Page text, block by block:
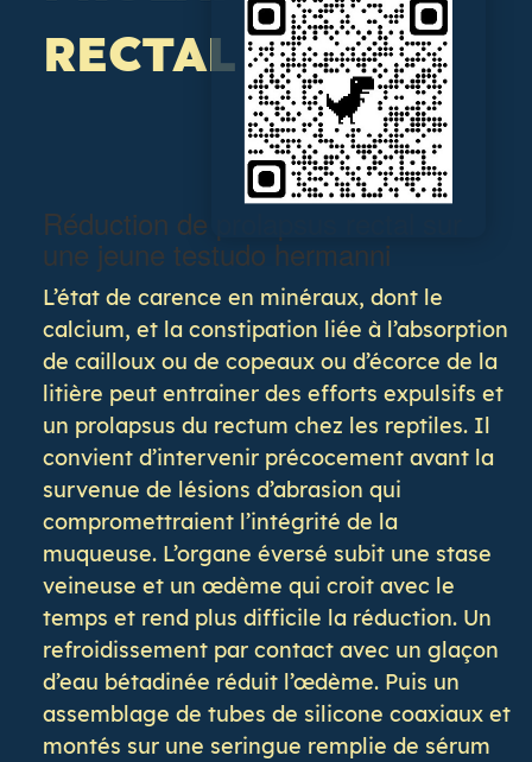
RECTAL
Réduction de prolapsus rectal sur
une jeune testudo hermanni
L’état de carence en minéraux, dont le
calcium, et la constipation liée à l’absorption
de cailloux ou de copeaux ou d’écorce de la
litière peut entrainer des efforts expulsifs et
un prolapsus du rectum chez les reptiles. Il
convient d’intervenir précocement avant la
survenue de lésions d’abrasion qui
compromettraient l’intégrité de la
muqueuse. L’organe éversé subit une stase
veineuse et un œdème qui croit avec le
temps et rend plus difficile la réduction. Un
refroidissement par contact avec un glaçon
d’eau bétadinée réduit l’œdème. Puis un
assemblage de tubes de silicone coaxiaux et
montés sur une seringue remplie de sérum